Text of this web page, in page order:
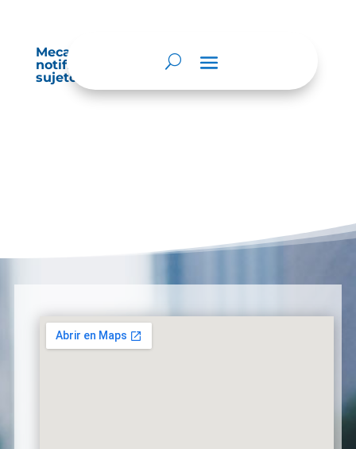
Mecanismos internos de supervisión,
notificación y vigilancia pertinente del
sujeto obligado